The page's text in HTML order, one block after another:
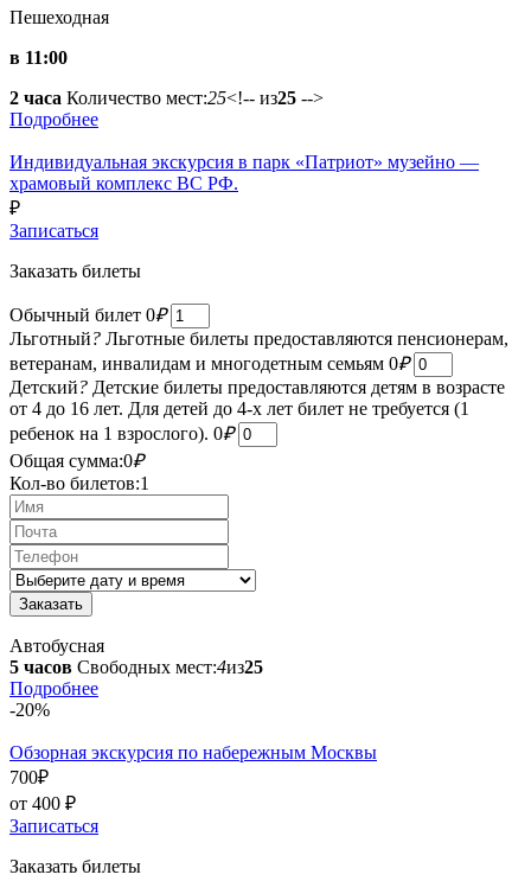
Пешеходная
в 11:00
2 часа Количество мест:25<!-- из25 -->
Подробнее
Индивидуальная экскурсия в парк «Патриот» музейно —
храмовый комплекс ВС РФ.
₽
Записаться
Заказать билеты
Обычный билет 0₽
Льготный? Льготные билеты предоставляются пенсионерам,
ветеранам, инвалидам и многодетным семьям 0₽
Детский? Детские билеты предоставляются детям в возрасте
от 4 до 16 лет. Для детей до 4-х лет билет не требуется (1
ребенок на 1 взрослого). 0₽
Общая сумма:0₽
Кол-во билетов:1
Автобусная
5 часов Свободных мест:4из25
Подробнее
-20%
Обзорная экскурсия по набережным Москвы
700₽
от 400 ₽
Записаться
Заказать билеты